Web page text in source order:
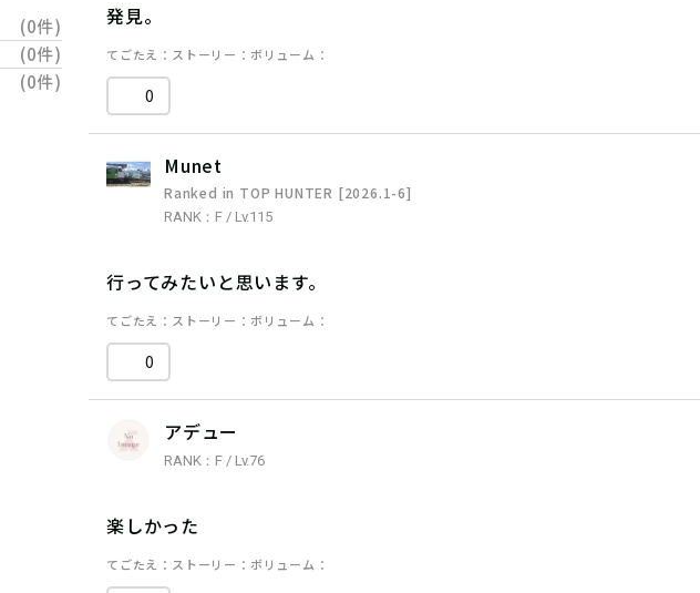
(0件)
(0件)
(0件)
発見。
てごたえ ストーリー ボリューム
0
Munet
Ranked in TOP HUNTER [2026.1-6]
RANK：F / Lv.115
行ってみたいと思います。
てごたえ ストーリー ボリューム
0
アデュー
RANK：F / Lv.76
楽しかった
てごたえ ストーリー ボリューム